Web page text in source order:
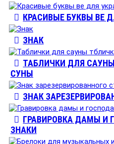
КРАСИВЫЕ БУКВЫ ВЕ
ЗНАК
ТАБЛИЧКИ ДЛЯ
СУНЫ
ЗНАК
ГРАВИРОВКА ДАМЫ И
ЗНАКИ